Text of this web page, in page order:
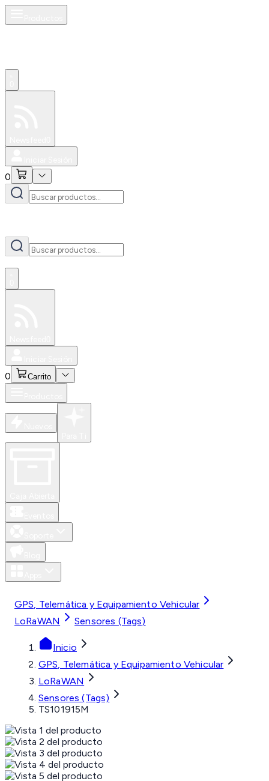
0
0 Carrito
GPS, Telemática y Equipamiento Vehicular
LoRaWAN
Sensores (Tags)
Inicio
GPS, Telemática y Equipamiento Vehicular
LoRaWAN
Sensores (Tags)
TS101915M